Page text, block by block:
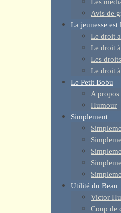
Avis de
La jeunesse est
Le droit
Le droit
Les
Le droit
Le Petit Bobu
A propos
Humour
Simplement
Utilité du Beau
Victor
Coup de